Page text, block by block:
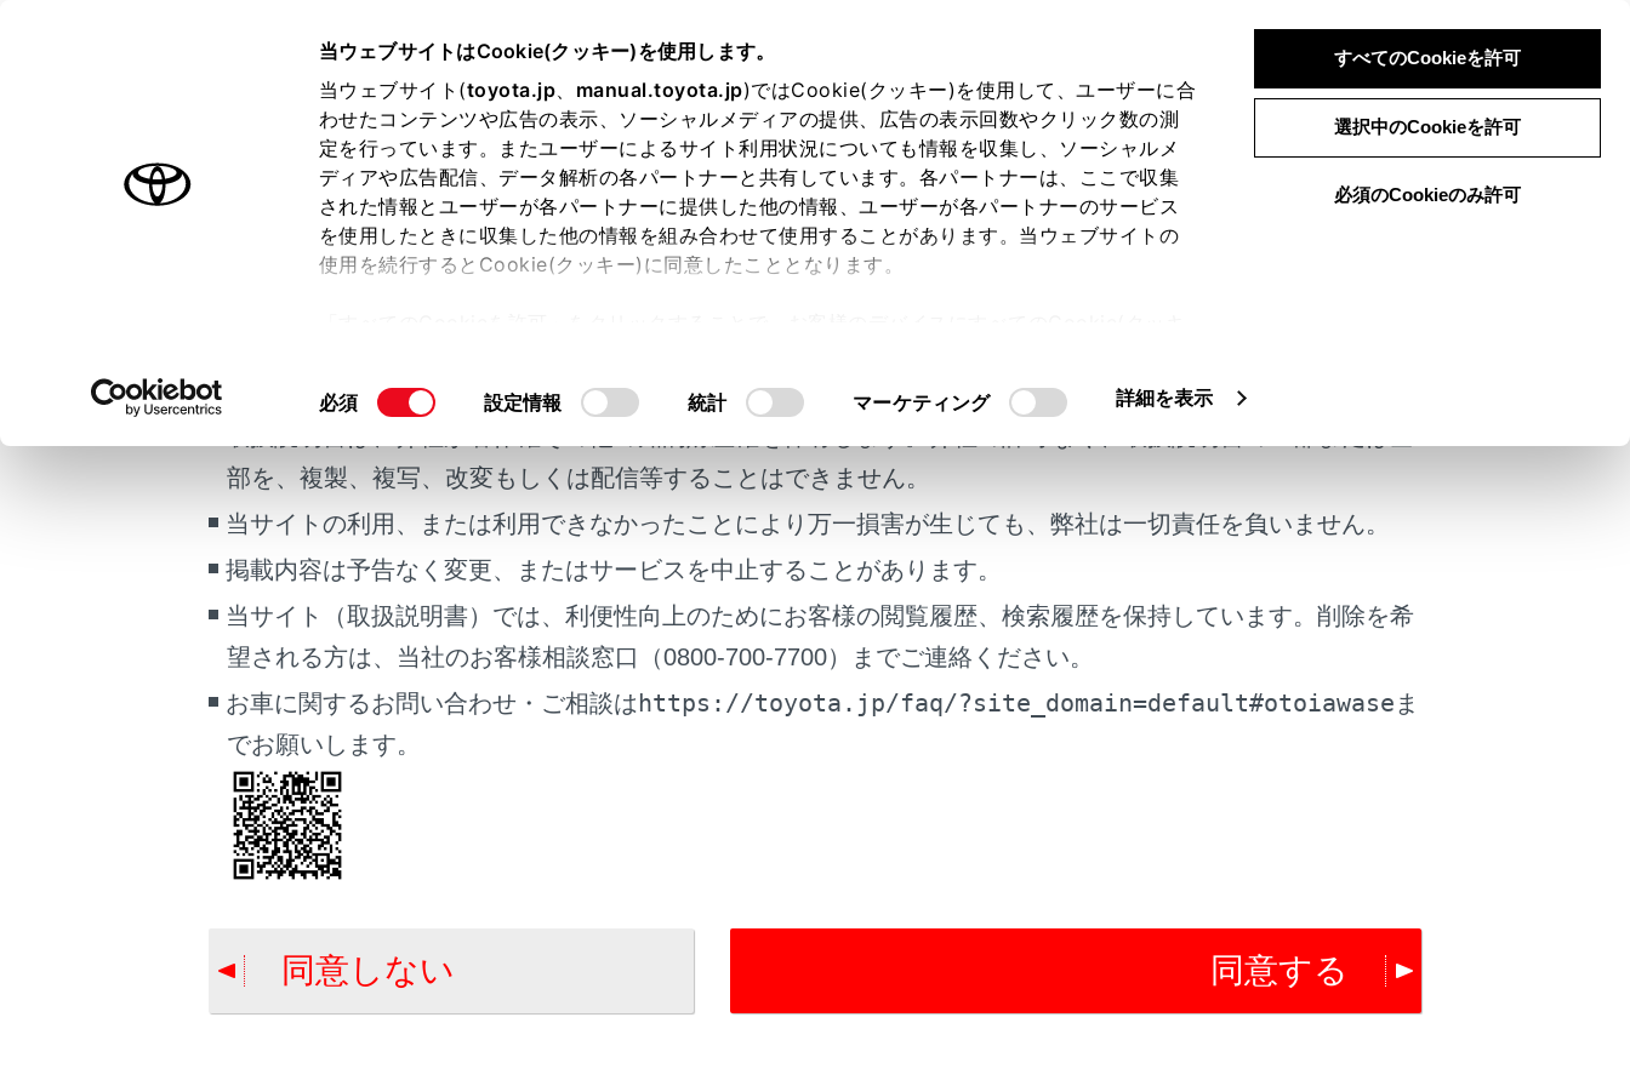
当ウェブサイトはCookie(クッキー)を使用します。
当ウェブサイト(toyota.jp、 manual.toyota.jp)ではCookie(クッキー)を使用して、ユーザーに合
わせたコンテンツや広告の表示、ソーシャルメディアの提供、広告の表示回数やクリック数の測
定を行っています。またユーザーによるサイト利用状況についても情報を収集し、ソーシャルメ
ディアや広告配信、データ解析の各パートナーと共有しています。各パートナーは、ここで収集
された情報とユーザーが各パートナーに提供した他の情報、ユーザーが各パートナーのサービス
を使用したときに収集した他の情報を組み合わせて使用することがあります。当ウェブサイトの
使用を続行するとCookie(クッキー)に同意したこととなります。
て」をご覧ください。
同
の
選
択
必須 設定情報 統計 マーケティング 詳細を表示
すべてのCookieを許可
選択中のCookieを許可
必須のCookieのみ許可
はじめに
安全・安心のために
マルチメディア
お手入れのしかた
万一の場合には
こんなときは
ブックマーク
画面表示設定
マルチメディア ナビゲーション 目的地の検索
スマートフォンから目的地を設定する
合わせて見られているページ
コネクティッドナビ
割込情報（ETC2.0サービス）の表示
目的地検索画面の見方
このページは役に立ちましたか？
はい いいえ
ご利用の条件
掲載している取扱説明書はお客様の年式に合致しない場合があります。
部を、複製、複写、改変もしくは配信等することはできません。
当サイトの利用、または利用できなかったことにより万一損害が生じても、弊社は一切責任を負いません。
掲載内容は予告なく変更、またはサービスを中止することがあります。
当サイト（取扱説明書）では、利便性向上のためにお客様の閲覧履歴、検索履歴を保持しています。削除を希
望される方は、当社のお客様相談窓口（0800-700-7700）までご連絡ください。
お車に関するお問い合わせ・ご相談はhttps://toyota.jp/faq/?site_domain=default#otoiawase ま
でお願いします。
同意しない 同意する